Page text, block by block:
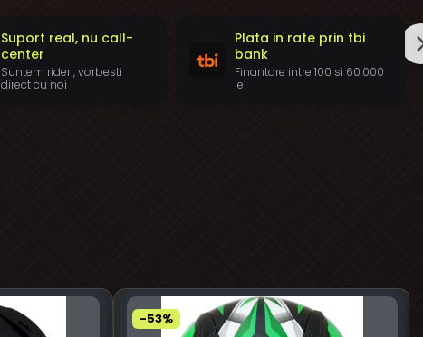
Suport real, nu call-
center
Suntem rideri, vorbesti
direct cu noi
Plata in rate prin tbi
bank
Finantare intre 100 si 60.000
lei
-53%